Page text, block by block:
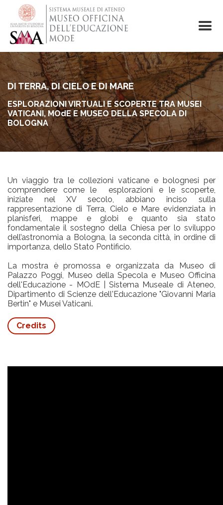
contenuto
principale
DI TERRA, DI CIELO E DI MARE
ESPLORAZIONI VIRTUALI E SCOPERTE TRA MUSEI
VATICANI, MOdE E MUSEO DELLA SPECOLA DI
BOLOGNA
Un viaggio tra le collezioni vaticane e bolognesi per
comprendere come le esplorazioni e le scoperte,
iniziate nel XV secolo, abbiano inciso sulla
rappresentazione di Terra, Cielo e Mare evidenziata in
planisferi, mappe e globi e quanto sia stato
fondamentale il sostegno della Chiesa per lo sviluppo
dell’astronomia a Bologna, la seconda città, in ordine di
importanza, dello Stato Pontificio.
La mostra è promossa e organizzata da Museo di
Palazzo Poggi, Museo della Specola e Museo Officina
dell'Educazione - MOdE | Sistema Museale di Ateneo,
Dipartimento di Scienze dell'Educazione "Giovanni Maria
Bertin" e Musei Vaticani.
Credits